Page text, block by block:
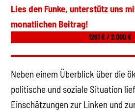
Lies den Funke, unterstütz uns
monatlichen Beitrag!
1261 € / 2.000 €
Neben einem Überblick über die
politische und soziale Situation
Einschätzungen zur Linken und